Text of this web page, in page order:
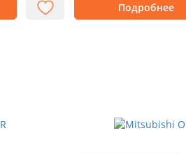
Подробнее